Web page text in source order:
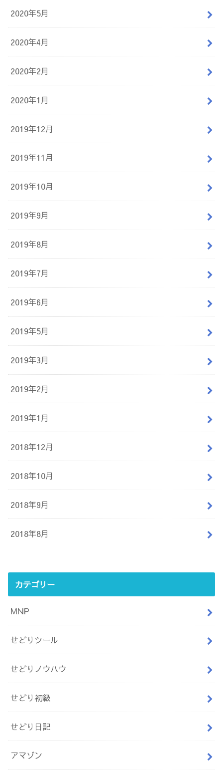
2020年5月
2020年4月
2020年2月
2020年1月
2019年12月
2019年11月
2019年10月
2019年9月
2019年8月
2019年7月
2019年6月
2019年5月
2019年3月
2019年2月
2019年1月
2018年12月
2018年10月
2018年9月
2018年8月
カテゴリー
MNP
せどりツール
せどりノウハウ
せどり初級
せどり日記
アマゾン